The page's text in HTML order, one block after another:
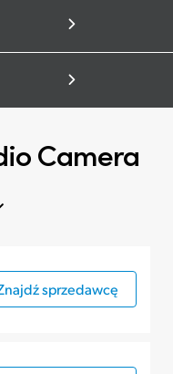
Camera
sprzedawcę